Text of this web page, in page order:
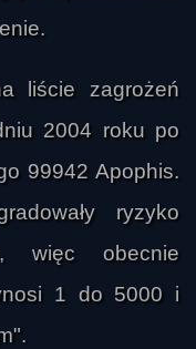
liście zagrożeń
2004 roku po
99942 Apophis.
ryzyko
więc obecnie
1 do 5000 i